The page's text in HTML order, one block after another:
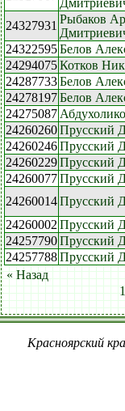
24327931 Рыбаков
24322595Белов
24294075Котков
24287733Белов
24278197Белов
24275087
24260260Прусский
24260246Прусский
24260229Прусский
24260077Прусский
24260014Прусский
24260002 Прусский
24257790Прусский
24257788Прусский
« Назад
1
Красноярский